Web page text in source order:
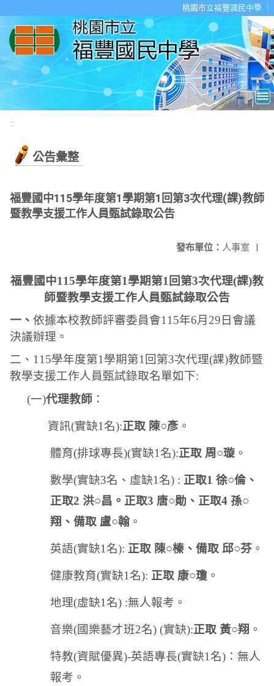
桃園市立福豐國民中學
:::
公告彙整
福豐國中115學年度第1學期第1回第3次代理(課)教師
暨教學支援工作人員甄試錄取公告
發布單位： 人事室 |
福豐國中115學年度第1學期第1 回第3次代理(課)教
師暨教學支援工作人員甄試錄取公告
一、依據本校教師評審委員會115年6月 29 日會議
決議辦理。
二、 115學年度第1 學期第1 回第3次代理(課)教師暨
教學支援工作人員甄試錄取名單如下:
(一)代理教師 ：
資訊(實缺1 名):正取 陳○彥。
體育(排球專長)(實缺1 名):正取 周○璇 。
數學(實缺3名、虛缺1 名) : 正取1徐○倫、
正取2 洪○昌。正取3 唐○勛、正取4孫○
翔、備取 盧○翰 。
英語(實缺1 名): 正取 陳○榛 、備取 邱○芬 。
健康教育(實缺1 名): 正取 康○瓊 。
地理(虛缺1 名) :無人報考。
音樂(國樂藝才班2名) (實缺):正取 黃○翔 。
特教(資賦優異)-英語專長(實缺1 名) ：無人
報考。